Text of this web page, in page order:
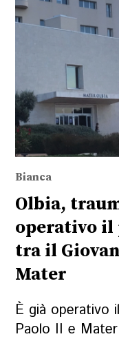
Bianca
Olbia,
operativo il
tra il
Mater
È già operativo
Paolo II e